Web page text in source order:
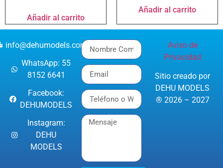
Añadir al carrito
Añadir al carrito
info@dehumodels.com
WhatsApp: 55
8152 6641
Facebook:
DEHUMODELS
Instagram:
DEHU
MODELS
Aviso de
Privacidad
Sitio creado por
DEHU MODELS
® 2026 – 2027